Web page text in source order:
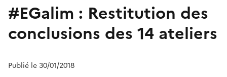
#EGalim : Restitution des
conclusions des 14 ateliers
Publié le 30/01/2018